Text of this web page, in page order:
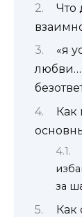
Что
«я
Как
за
Как